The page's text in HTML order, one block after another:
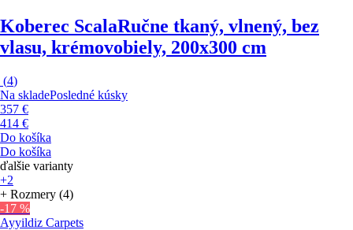
Koberec ScalaRučne tkaný, vlnený, bez
vlasu, krémovobiely, 200x300 cm
(4)
Na skladePosledné kúsky
357 €
414 €
Do košíka
Do košíka
ďalšie varianty
+2
+ Rozmery (4)
-17 %
Ayyildiz Carpets